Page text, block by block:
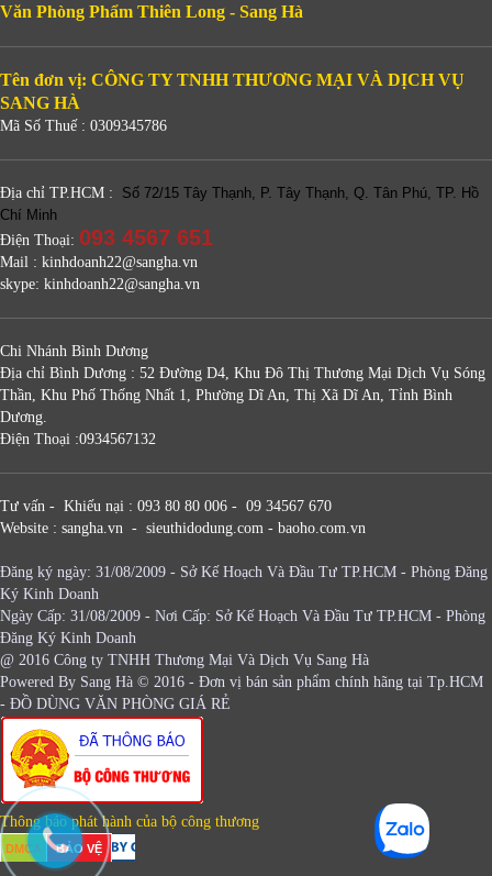
Văn Phòng Phẩm Thiên Long - Sang Hà
Tên đơn vị: CÔNG TY TNHH THƯƠNG MẠI VÀ DỊCH VỤ
SANG HÀ
Mã Số Thuế : 0309345786
Địa chỉ TP.HCM :
Số 72/15 Tây Thạnh, P. Tây Thạnh, Q. Tân Phú, TP. Hồ
Chí Minh
Điện Thoại: 093 4567 651
Mail : kinhdoanh22@sangha.vn
skype: kinhdoanh22@sangha.vn
Chi Nhánh Bình Dương
Địa chỉ Bình Dương : 52 Đường D4, Khu Đô Thị Thương Mại Dịch Vụ Sóng
Thần, Khu Phố Thống Nhất 1, Phường Dĩ An, Thị Xã Dĩ An, Tỉnh Bình
Dương.
Điện Thoại :0934567132
Tư vấn - Khiếu nại : 093 80 80 006 - 09 34567 670
Website : sangha.vn - sieuthidodung.com - baoho.com.vn
Đăng ký ngày: 31/08/2009 - Sở Kế Hoạch Và Đầu Tư TP.HCM - Phòng Đăng
Ký Kinh Doanh
Ngày Cấp: 31/08/2009 - Nơi Cấp: Sở Kế Hoạch Và Đầu Tư TP.HCM - Phòng
Đăng Ký Kinh Doanh
@ 2016 Công ty TNHH Thương Mại Và Dịch Vụ Sang Hà
Powered By Sang Hà © 2016 - Đơn vị bán sản phẩm chính hãng tại Tp.HCM
- ĐỒ DÙNG VĂN PHÒNG GIÁ RẺ
Thông báo phát hành của bộ công thương
DMCA BẢO VỆ